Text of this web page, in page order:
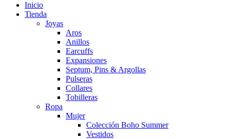
Inicio
Tienda
Joyas
Aros
Anillos
Earcuffs
Expansiones
Septum, Pins & Argollas
Pulseras
Collares
Tobilleras
Ropa
Mujer
Colección Boho Summer
Vestidos